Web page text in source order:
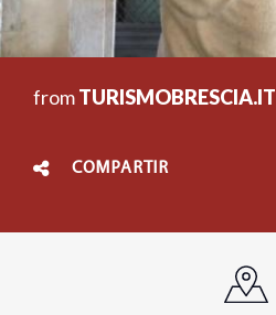
fromTURISMOBRESCIA.IT
COMPARTIR